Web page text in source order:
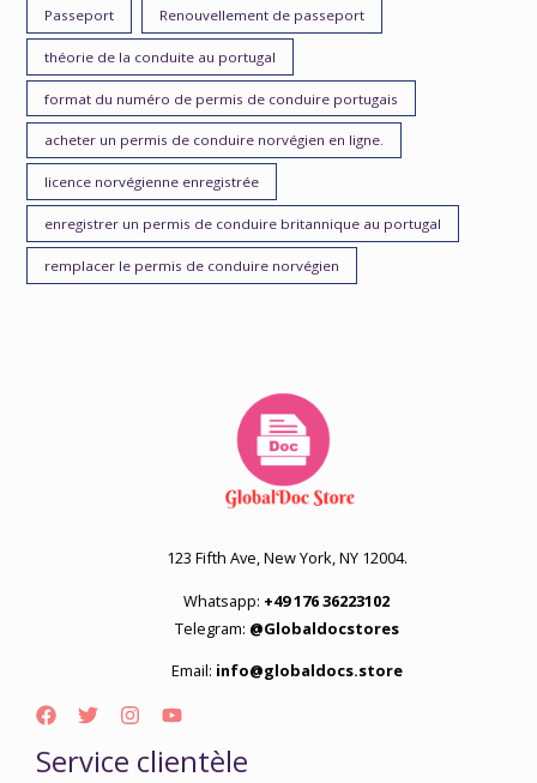
Passeport Renouvellement de passeport
théorie de la conduite au portugal
format du numéro de permis de conduire portugais
acheter un permis de conduire norvégien en ligne.
licence norvégienne enregistrée
enregistrer un permis de conduire britannique au portugal
remplacer le permis de conduire norvégien
123 Fifth Ave, New York, NY 12004.
Whatsapp: +49 176 36223102
Telegram: @Globaldocstores
Email: info@globaldocs.store
Service clientèle